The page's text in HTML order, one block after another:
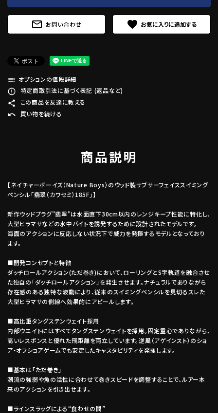
mail_outline お問い合わせ favorite
toc オプションの値段詳細
error_outline 特定商取引法に基づく表記 (返品など)
share この商品を友達に教える
undo 買い物を続ける
商品説明
【ネイチャーボーイズ（Nature Boys）のウッド製サブサーフェイススイミング
ペンシル「翡翠（カワセミ）185F」】
新作ウッドプラグ"翡翠"は水面直下30cm以内のレンジキープ性能に特化し、
大型ヒラマサなどの水中バイトを誘発するために設計されたモデルです。
海面のアクションに反応しない状況下で威力を発揮するモデルとなっており
ます。
■開発コンセプトと特徴
ダッチロールアクション(ただ巻き)において、ローリングとS字軌道を融合させ
た独自の「ダッチロールアクション」を発生させます。ナチュラルでありながら
存在感のある独特な波動により、従来のスイミングペンシルを見切るスレた
大型ヒラマサの側線へ効果的にアピールします。
■高比重タングステンウェイト採用
内部ウエイトにはすべてタングステンウェイトを採用。固定重心でありながら、
高いレスポンスと優れた飛距離を両立しています。逆風（アゲインスト）のショ
ア・オフショアゲームでも安定したキャスタビリティを発揮します。
■基本は「ただ巻き」
潮流の強弱や魚の活性に合わせて巻きスピードを調整することで、ルアー本
来のアクションを引き出せます。
■ラインスラッグによる“食わせの間”